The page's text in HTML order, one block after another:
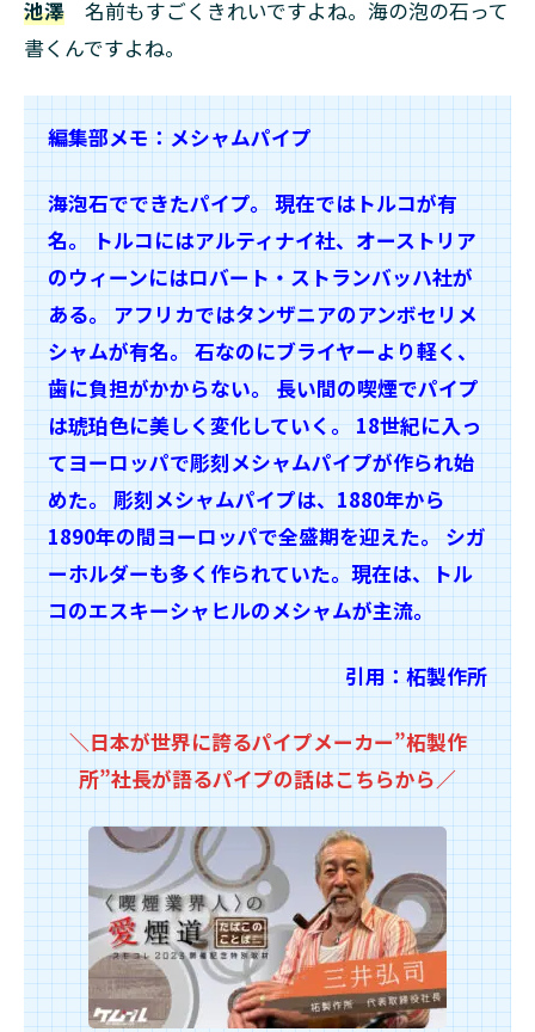
池澤 名前もすごくきれいですよね。海の泡の石って
書くんですよね。
編集部メモ：メシャムパイプ
海泡石でできたパイプ。 現在ではトルコが有
名。 トルコにはアルティナイ社、オーストリア
のウィーンにはロバート・ストランバッハ社が
ある。 アフリカではタンザニアのアンボセリメ
シャムが有名。 石なのにブライヤーより軽く、
歯に負担がかからない。 長い間の喫煙でパイプ
は琥珀色に美しく変化していく。 18世紀に入っ
てヨーロッパで彫刻メシャムパイプが作られ始
めた。 彫刻メシャムパイプは、1880年から
1890年の間ヨーロッパで全盛期を迎えた。 シガ
ーホルダーも多く作られていた。現在は、トル
コのエスキーシャヒルのメシャムが主流。
引用：柘製作所
＼日本が世界に誇るパイプメーカー”柘製作
所”社長が語るパイプの話はこちらから／